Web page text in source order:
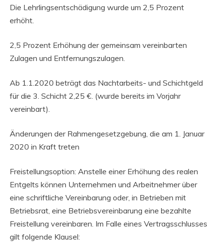
Die Lehrlingsentschädigung wurde um 2,5 Prozent
erhöht.
2,5 Prozent Erhöhung der gemeinsam vereinbarten
Zulagen und Entfernungszulagen.
Ab 1.1.2020 beträgt das Nachtarbeits- und Schichtgeld
für die 3. Schicht 2,25 €. (wurde bereits im Vorjahr
vereinbart).
Änderungen der Rahmengesetzgebung, die am 1. Januar
2020 in Kraft treten
Freistellungsoption: Anstelle einer Erhöhung des realen
Entgelts können Unternehmen und Arbeitnehmer über
eine schriftliche Vereinbarung oder, in Betrieben mit
Betriebsrat, eine Betriebsvereinbarung eine bezahlte
Freistellung vereinbaren. Im Falle eines Vertragsschlusses
gilt folgende Klausel: